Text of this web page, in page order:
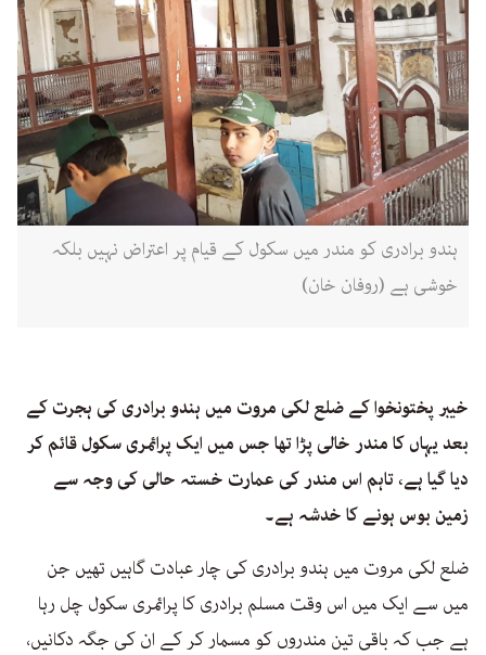
ہندو برادری کو مندر میں سکول کے قیام پر اعتراض نہیں بلکہ
خوشی ہے (روفان خان)
خیبر پختونخوا کے ضلع لکی مروت میں ہندو برادری کی ہجرت کے
بعد یہاں کا مندر خالی پڑا تھا جس میں ایک پرائمری سکول قائم کر
دیا گیا ہے، تاہم اس مندر کی عمارت خستہ حالی کی وجہ سے
زمین بوس ہونے کا خدشہ ہے۔
ضلع لکی مروت میں ہندو برادری کی چار عبادت گاہیں تھیں جن
میں سے ایک میں اس وقت مسلم برادری کا پرائمری سکول چل رہا
ہے جب کہ باقی تین مندروں کو مسمار کر کے ان کی جگہ دکانیں،